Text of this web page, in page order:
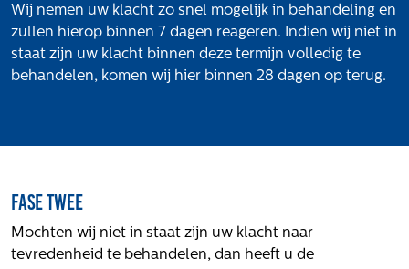
Volg ons
Wij nemen uw klacht zo snel mogelijk in behandeling en
zullen hierop binnen 7 dagen reageren. Indien wij niet in
staat zijn uw klacht binnen deze termijn volledig te
behandelen, komen wij hier binnen 28 dagen op terug.
Fase twee
Mochten wij niet in staat zijn uw klacht naar
tevredenheid te behandelen, dan heeft u de